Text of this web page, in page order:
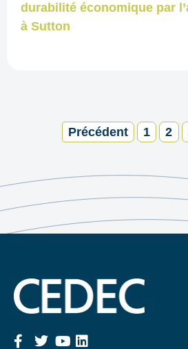
durabilité économique par
à Sutton
Précédent 1 2